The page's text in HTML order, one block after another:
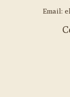
Email: